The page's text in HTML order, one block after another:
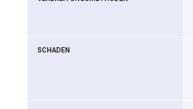
SCHADEN